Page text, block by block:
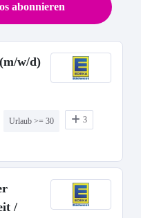
abonnieren
w/d)
Urlaub >= 30 3
/